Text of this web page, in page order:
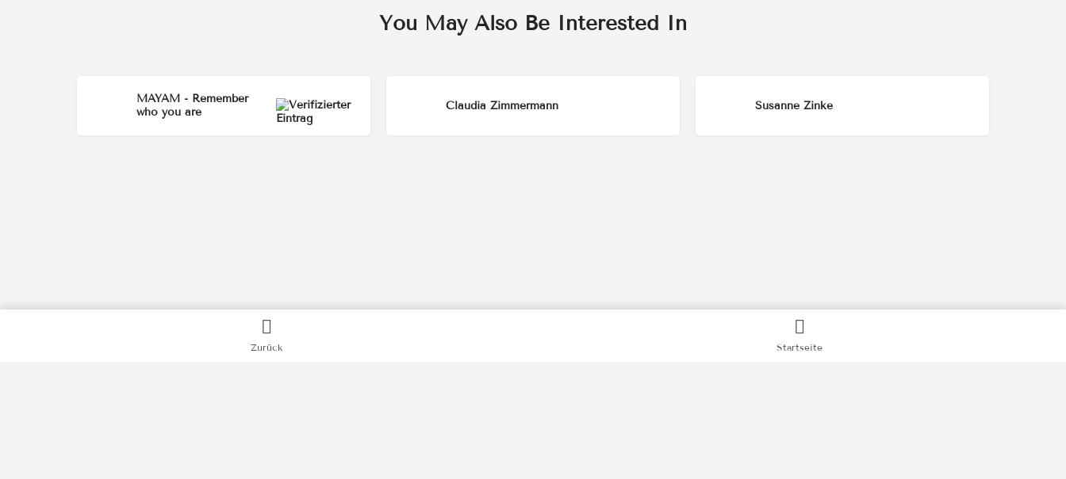
You May Also Be Interested In
MAYAM - Remember
who you are
Claudia Zimmermann Susanne Zinke
Zurück Startseite